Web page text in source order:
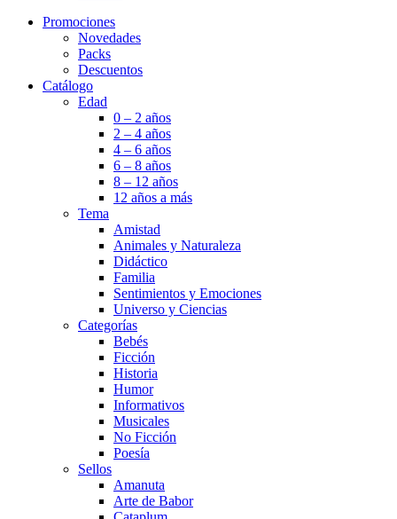
Promociones
Novedades
Packs
Descuentos
Catálogo
Edad
0 – 2 años
2 – 4 años
4 – 6 años
6 – 8 años
8 – 12 años
12 años a más
Tema
Amistad
Animales y Naturaleza
Didáctico
Familia
Sentimientos y Emociones
Universo y Ciencias
Categorías
Bebés
Ficción
Historia
Humor
Informativos
Musicales
No Ficción
Poesía
Sellos
Amanuta
Arte de Babor